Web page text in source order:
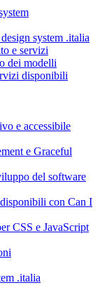
system .italia
e servizi
dei modelli
disponibili
e accessibile
e Graceful
del software
con Can I
CSS e JavaScript
.italia